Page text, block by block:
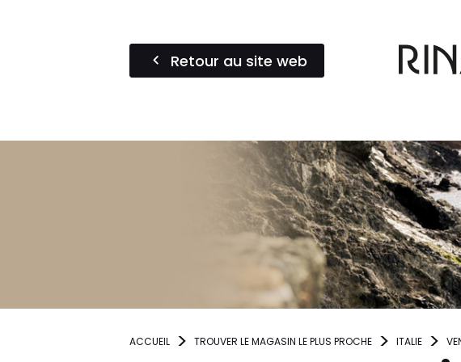
Retour au site web
ACCUEIL TROUVER LE MAGASIN LE PLUS PROCHE ITALIE